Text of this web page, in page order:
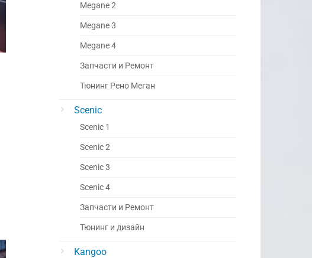
Megane 2
Megane 3
Megane 4
Запчасти и Ремонт
Тюнинг Рено Меган
Scenic
Scenic 1
Scenic 2
Scenic 3
Scenic 4
Запчасти и Ремонт
Тюнинг и дизайн
Kangoo